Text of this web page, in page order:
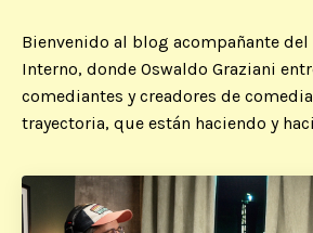
Bienvenido al blog acompañante
Interno, donde Oswaldo Graziani
comediantes y creadores de
trayectoria, que están haciendo y